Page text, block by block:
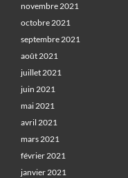
novembre 2021
octobre 2021
septembre 2021
août 2021
juillet 2021
juin 2021
mai 2021
avril 2021
mars 2021
février 2021
janvier 2021